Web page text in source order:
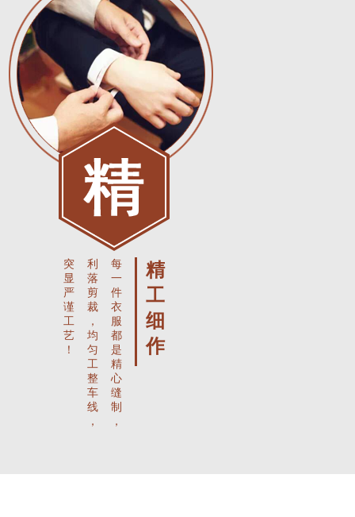
突
显
严
谨
工
艺
！
利
落
剪
裁
，
均
匀
工
整
车
线
，
每
一
件
衣
服
都
是
精
心
缝
制
，
精
工
细
作